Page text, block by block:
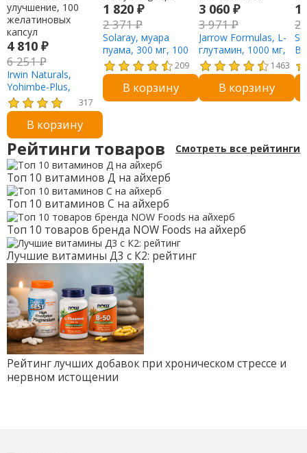
4 810 ₽
6 251₽
Irwin Naturals,
Yohimbe-Plus,
максимальное
улучшение, 100
желатиновых
капсул
317
В корзину
1 820 ₽
2 371₽
Solaray, муара
пуама, 300 мг, 100
капсул VegCaps209
В корзину
3 060 ₽
3 971₽
Jarrow Formulas, L-
глутамин, 1000 мг,
100 таблеток
1463
В корзину
1
2
Рейтинги товаров Смотреть все рейтинги
Топ 10 витаминов Д на айхерб
Топ 10 витаминов С на айхерб
Топ 10 товаров бренда NOW Foods на айхерб
Лучшие витамины Д3 с К2: рейтинг
Рейтинг лучших добавок при хроническом стрессе и
нервном истощении